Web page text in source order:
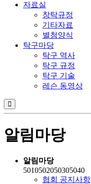
자료실
창탁규정
기타자료
별첨양식
탁구마당
탁구 역사
탁구 규정
탁구 기술
레슨 동영상
알림마당
알림마당
5010502050305040
협회 공지사항